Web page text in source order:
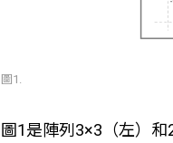
圖1.
圖1是陣列3×3（左）